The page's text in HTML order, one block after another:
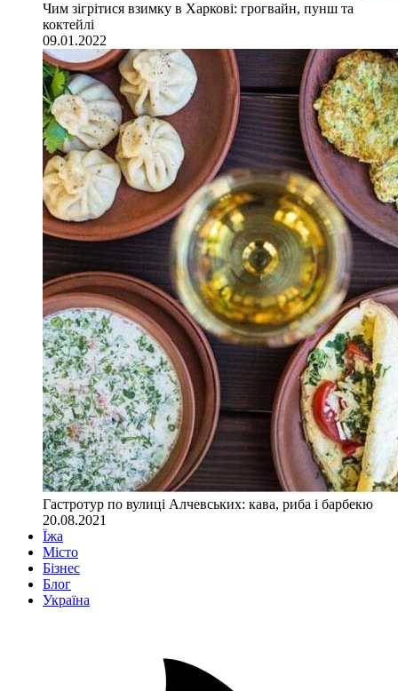
Чим зігрітися взимку в Харкові: грогвайн, пунш та
коктейлі
09.01.2022
Гастротур по вулиці Алчевських: кава, риба і барбекю
20.08.2021
Їжа
Місто
Бізнес
Блог
Україна